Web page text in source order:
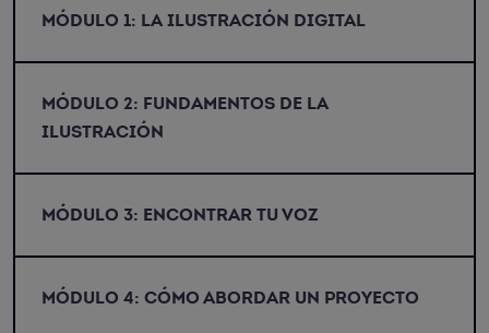
MÓDULO 1: LA ILUSTRACIÓN DIGITAL
MÓDULO 2: FUNDAMENTOS DE LA
ILUSTRACIÓN
MÓDULO 3: ENCONTRAR TU VOZ
MÓDULO 4: CÓMO ABORDAR UN PROYECTO